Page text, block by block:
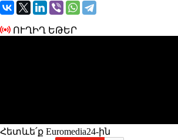
ՈՒՂԻՂ ԵԹԵՐ
Հետևե՛ք Euromedia24-ին